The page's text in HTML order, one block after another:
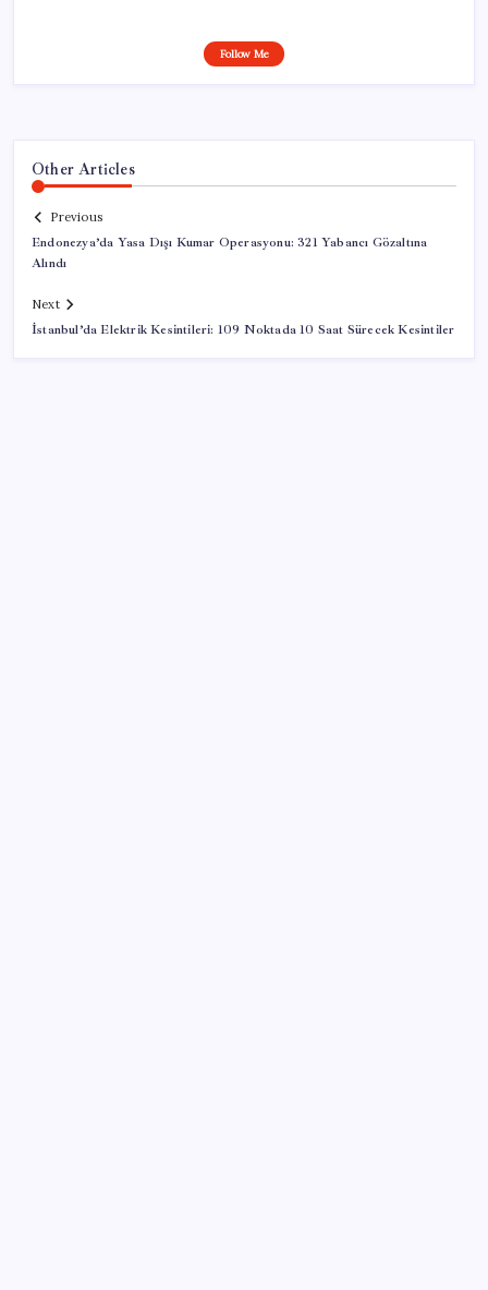
Follow Me
Other Articles
Previous
Endonezya’da Yasa Dışı Kumar Operasyonu: 321 Yabancı Gözaltına
Alındı
Next
İstanbul’da Elektrik Kesintileri: 109 Noktada 10 Saat Sürecek Kesintiler